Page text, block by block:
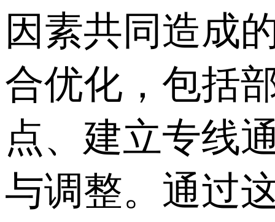
因素共同造成
合优化，包括
点、建立专线
与调整。通过